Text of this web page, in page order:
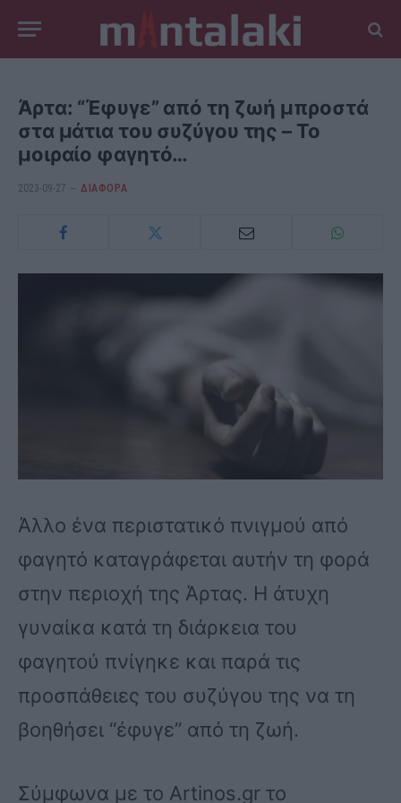
Άρτα: “Έφυγε” από τη ζωή μπροστά
στα μάτια του συζύγου της – Το
μοιραίο φαγητό…
2023-09-27 ΔΙΆΦΟΡΑ
Άλλο ένα περιστατικό πνιγμού από
φαγητό καταγράφεται αυτήν τη φορά
στην περιοχή της Άρτας. Η άτυχη
γυναίκα κατά τη διάρκεια του
φαγητού πνίγηκε και παρά τις
προσπάθειες του συζύγου της να τη
βοηθήσει “έφυγε” από τη ζωή.
Σύμφωνα με το Artinos.gr το